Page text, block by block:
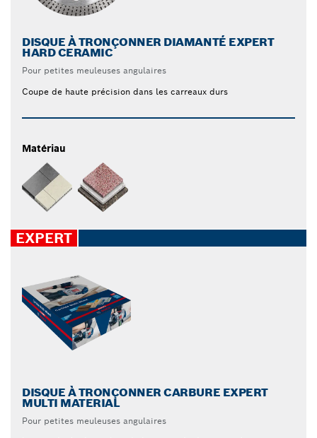
DISQUE À TRONÇONNER DIAMANTÉ EXPERT
HARD CERAMIC
Pour petites meuleuses angulaires
Coupe de haute précision dans les carreaux durs
Matériau
EXPERT
DISQUE À TRONÇONNER CARBURE EXPERT
MULTI MATERIAL
Pour petites meuleuses angulaires